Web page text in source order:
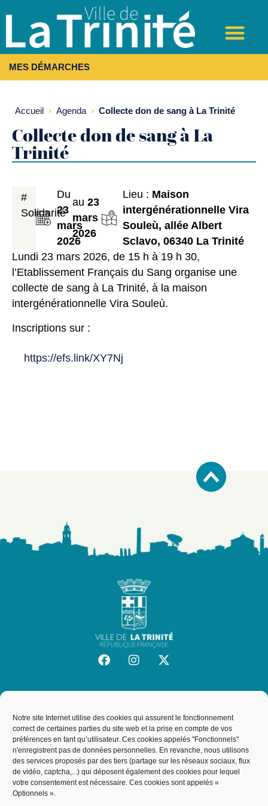
Notre site Internet utilise des cookies qui assurent le fonctionnement
correct de certaines parties du site web et la prise en compte de vos
préférences en tant qu’utilisateur. Ces cookies appelés "Fonctionnels"
n'enregistrent pas de données personnelles. En revanche, nous utilisons
des services proposés par des tiers (partage sur les réseaux sociaux, flux
de vidéo, captcha,...) qui déposent également des cookies pour lequel
votre consentement est nécessaire. Ces cookies sont appelés «
Optionnels ».
MES DÉMARCHES
Accueil › Agenda › Collecte don de sang à La Trinité
Collecte don de sang à La
Trinité
#
Solidarité
Du
23
mars
2026
au23
mars
2026
Lieu : Maison
intergénérationnelle Vira
Souleù, allée Albert
Sclavo, 06340 La Trinité
Lundi 23 mars 2026, de 15 h à 19 h 30,
l’Etablissement Français du Sang organise une
collecte de sang à La Trinité, à la maison
intergénérationnelle Vira Souleù.
Inscriptions sur :
https://efs.link/XY7Nj
Mairie de la Trinité
19, rue de l'Hôtel de Ville, 06340, La Trinité
NOUS CONTACTER
04 93 27 64 00